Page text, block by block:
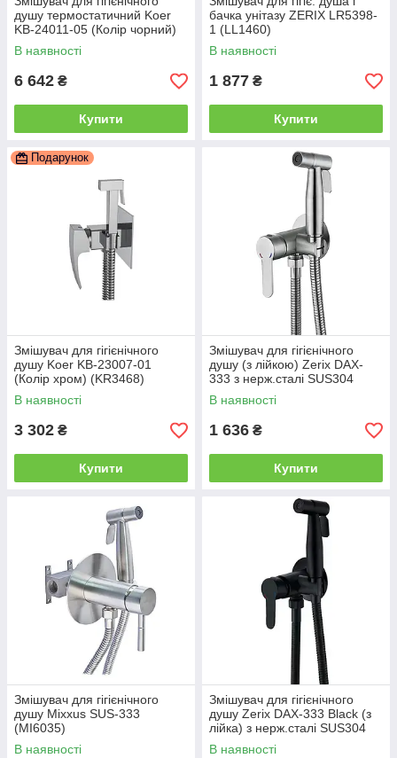
душу термостатичний Koer
KB-24011-05 (Колір чорний)
(KR4735)
В наявності
6 642 ₴
Купити
бачка унітазу ZERIX LR5398-
1 (LL1460)
В наявності
1 877 ₴
Купити
Подарунок
Змішувач для гігієнічного
душу Koer KB-23007-01
(Колір хром) (KR3468)
В наявності
3 302 ₴
Купити
Змішувач для гігієнічного
душу (з лійкою) Zerix DAX-
333 з нерж.сталі SUS304
(ZX4831)
В наявності
1 636 ₴
Купити
Змішувач для гігієнічного
душу Mixxus SUS-333
(MI6035)
В наявності
Змішувач для гігієнічного
душу Zerix DAX-333 Black (з
лійка) з нерж.сталі SUS304
(ZX4830)
В наявності